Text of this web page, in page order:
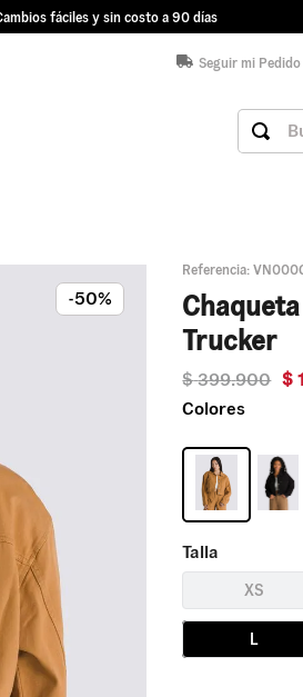
fáciles y sin costo a 90 días
Seguir mi Pedido
Buscar
-50%
Referencia:
Trucker
$399.900 $
Colores
Talla
XS
L